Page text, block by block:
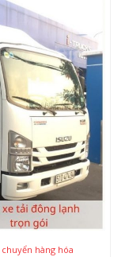
hàng hóa